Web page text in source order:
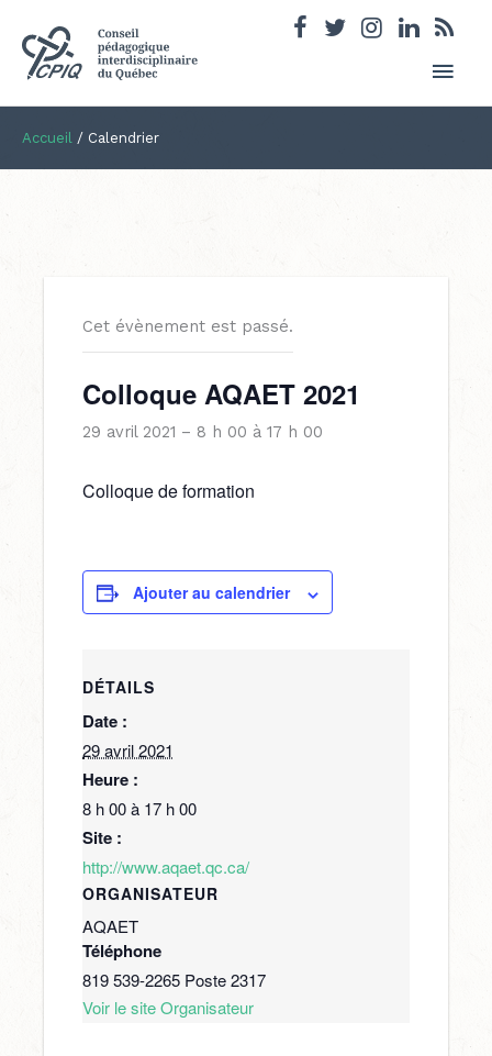
Accueil / Calendrier
Cet évènement est passé.
Colloque AQAET 2021
29 avril 2021 – 8 h 00 à 17 h 00
Colloque de formation
Ajouter au calendrier
DÉTAILS
Date :
29 avril 2021
Heure :
8 h 00 à 17 h 00
Site :
http://www.aqaet.qc.ca/
ORGANISATEUR
AQAET
Téléphone
819 539-2265 Poste 2317
Voir le site Organisateur